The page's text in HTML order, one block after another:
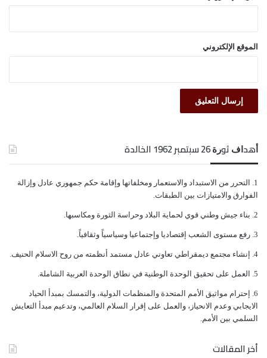
الموقع الإلكتروني
ﺃﻫﺪﺍﻑ ﺛﻮﺭﺓ 26 ﺳﺒﺘﻤﺒﺮ 1962 الخالدة
ﺍﻟﺘﺤﺮﺭ ﻣﻦ ﺍﻻﺳﺘﺒﺪﺍﺩ ﻭﺍﻻﺳﺘﻌﻤﺎﺭ ﻭﻣﺨﻠﻔﺎﺗﻬﺎ ﻭﺇﻗﺎﻣﺔ ﺣﻜﻢ ﺟﻤﻬﻮﺭﻱ ﻋﺎﺩﻝ ﻭﺇﺯﺍﻟﺔ
ﺍﻟﻔﻮﺍﺭﻕ ﻭﺍﻻﻣﺘﻴﺎﺯﺍﺕ ﺑﻴﻦ ﺍﻟﻄﺒﻘﺎﺕ.
ﺑﻨﺎﺀ ﺟﻴﺶ ﻭﻃﻨﻲ ﻗﻮﻱ ﻟﺤﻤﺎﻳﺔ ﺍﻟﺒﻼﺩ ﻭﺣﺮﺍﺳﺔ ﺍﻟﺜﻮﺭﺓ ﻭﻣﻜﺎﺳﺒﻬﺎ.
ﺭﻓﻊ ﻣﺴﺘﻮﻯ ﺍﻟﺸﻌﺐ ﺇﻗﺘﺼﺎﺩﻳﺎ ﻭﺇﺟﺘﻤﺎﻋﻴﺎ ﻭﺳﻴﺎﺳﻴﺎً ﻭﺛﻘﺎﻓﻴﺎً.
ﺇﻧﺸﺎﺀ ﻣﺠﺘﻤﻊ ﺩﻳﻤﻘﺮﺍﻃﻲ ﺗﻌﺎﻭﻧﻲ ﻋﺎﺩﻝ ﻣﺴﺘﻤﺪ ﺃﻧﻈﻤﺘﻪ ﻣﻦ ﺭﻭﺡ ﺍﻻﺳﻼﻡ ﺍﻟﺤﻨﻴﻒ.
ﺍﻟﻌﻤﻞ ﻋﻠﻰ ﺗﺤﻘﻴﻖ ﺍﻟﻮﺣﺪﺓ ﺍﻟﻮﻃﻨﻴﺔ ﻓﻲ ﻧﻄﺎﻕ ﺍﻟﻮﺣﺪﺓ ﺍﻟﻌﺮﺑﻴﺔ ﺍﻟﺸﺎﻣﻠﺔ.
ﺇﺣﺘﺮﺍﻡ ﻣﻮﺍﺛﻴﻖ الأﻣﻢ ﺍﻟﻤﺘﺤﺪﺓ ﻭﺍﻟﻤﻨﻈﻤﺎﺕ ﺍﻟﺪﻭﻟﻴﺔ، ﻭﺍﻟﺘﻤﺴﻚ ﺑﻤﺒﺪﺃ ﺍﻟﺤﻴﺎﺩ
ﺍﻻﻳﺠﺎﺑﻲ ﻭﻋﺪﻡ ﺍﻻﻧﺤﻴﺎﺯ، ﻭﺍﻟﻌﻤﻞ ﻋﻠﻰ ﺇﻗﺮﺍﺭ ﺍﻟﺴﻼﻡ ﺍﻟﻌﺎﻟﻤﻲ، ﻭﺗﺪﻋﻴﻢ ﻣﺒﺪﺃ ﺍﻟﺘﻌﺎﻳﺶ
ﺍﻟﺴﻠﻤﻲ ﺑﻴﻦ ﺍﻷﻣﻢ.
أخر المقالات